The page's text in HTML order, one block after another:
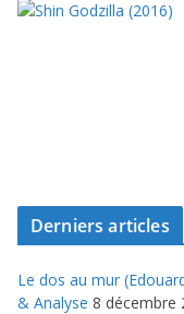
Derniers articles
Le dos au mur
& Analyse 8 décembre